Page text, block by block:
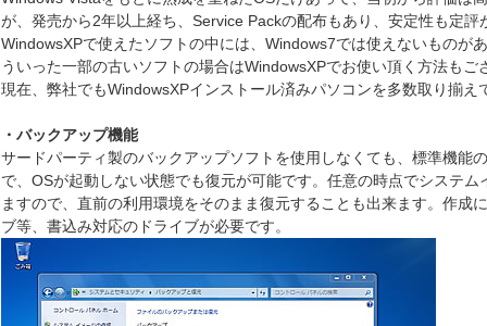
が、発売から2年以上経ち、Service Packの配布もあり、安定性も定評
WindowsXPで使えたソフトの中には、Windows7では使えないものが
ういった一部の古いソフトの場合はWindowsXPでお使い頂く方法もご
現在、弊社でもWindowsXPインストール済みパソコンを多数取り揃え
・バックアップ機能
サードパーティ製のバックアップソフトを使用しなくても、標準機能
で、OSが起動しない状態でも復元が可能です。任意の時点でシステム
ますので、直前の利用環境をそのまま復元することも出来ます。作成
ブ等、書込み対応のドライブが必要です。